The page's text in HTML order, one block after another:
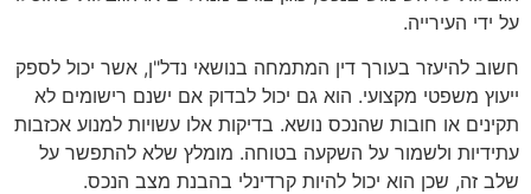
על ידי העירייה.
חשוב להיעזר בעורך דין המתמחה בנושאי נדל"ן, אשר יכול לספק
ייעוץ משפטי מקצועי. הוא גם יכול לבדוק אם ישנם רישומים לא
תקינים או חובות שהנכס נושא. בדיקות אלו עשויות למנוע אכזבות
עתידיות ולשמור על השקעה בטוחה. מומלץ שלא להתפשר על
שלב זה, שכן הוא יכול להיות קרדינלי בהבנת מצב הנכס.